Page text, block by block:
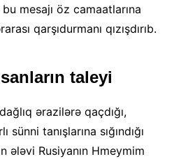
mesajı öz camaatlarına
qarşıdurmanı qızışdırıb.
taleyi
ərazilərə qaçdığı,
tanışlarına sığındığı
ələvi Rusiyanın Hmeymim